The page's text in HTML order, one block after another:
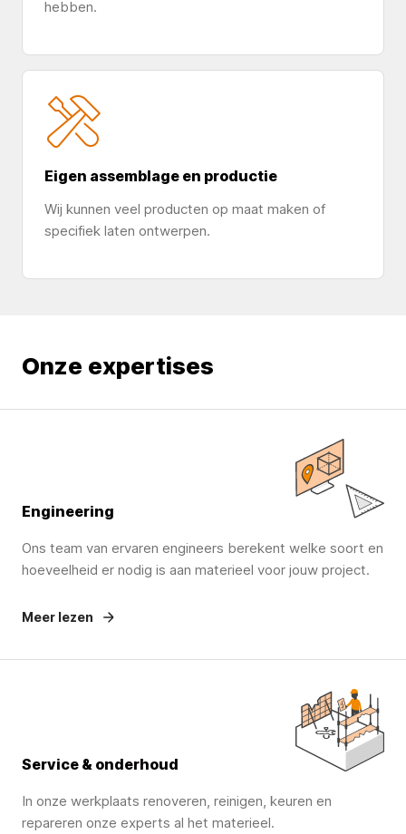
hebben.
Eigen assemblage en productie
Wij kunnen veel producten op maat maken of
specifiek laten ontwerpen.
Onze expertises
Engineering
Ons team van ervaren engineers berekent welke soort en
hoeveelheid er nodig is aan materieel voor jouw project.
Meer lezen
Service & onderhoud
In onze werkplaats renoveren, reinigen, keuren en
repareren onze experts al het materieel.